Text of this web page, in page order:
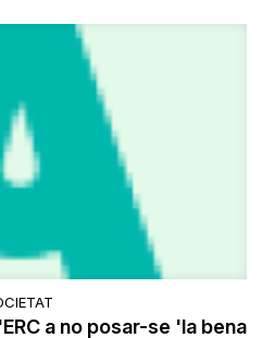
a no posar-se 'la bena